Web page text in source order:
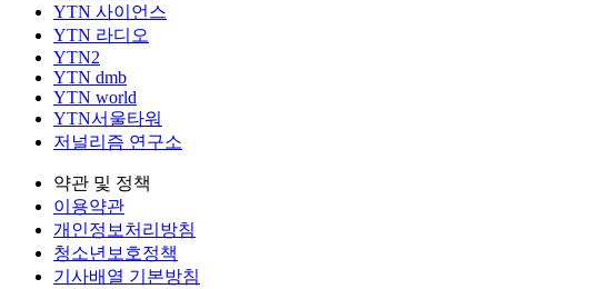
YTN 사이언스
YTN 라디오
YTN2
YTN dmb
YTN world
YTN서울타워
저널리즘 연구소
약관 및 정책
이용약관
개인정보처리방침
청소년보호정책
기사배열 기본방침